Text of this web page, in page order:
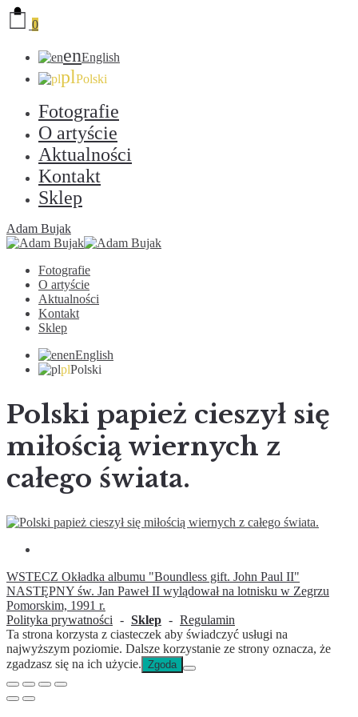
0
enEnglish
plPolski
Fotografie
O artyście
Aktualności
Kontakt
Sklep
Adam Bujak
Fotografie
O artyście
Aktualności
Kontakt
Sklep
enEnglish
plPolski
Polski papież cieszył się
miłością wiernych z
całego świata.
WSTECZ Okładka albumu "Boundless gift. John Paul II"
NASTĘPNY św. Jan Paweł II wylądował na lotnisku w Zegrzu
Pomorskim, 1991 r.
Polityka prywatności - Sklep - Regulamin
Ta strona korzysta z ciasteczek aby świadczyć usługi na
najwyższym poziomie. Dalsze korzystanie ze strony oznacza, że
zgadzasz się na ich użycie. Zgoda